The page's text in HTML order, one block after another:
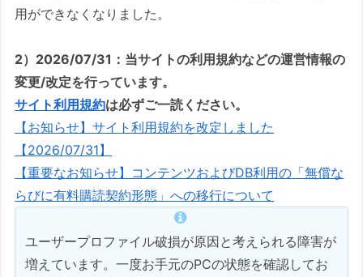
用ができなくなりました。
2）2026/07/31：当サイトの利用規約などの運営情報の
変更/改定を行っています。
サイト利用規約は必ずご一読ください。
【お知らせ】サイト利用規約を改定しました
【2026/07/31】
【重要なお知らせ】コンテンツおよびDB利用の「無償な
らびに有料購読契約形態」への移行について
ユーザープロファイル破損が原因と考えられる障害が
増えています。一度お手元のPCの状態を確認してお